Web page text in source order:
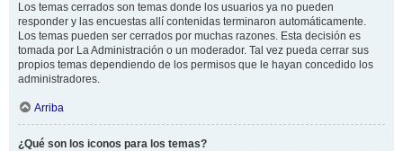
Los temas cerrados son temas donde los usuarios ya no pueden
responder y las encuestas allí contenidas terminaron automáticamente.
Los temas pueden ser cerrados por muchas razones. Esta decisión es
tomada por La Administración o un moderador. Tal vez pueda cerrar sus
propios temas dependiendo de los permisos que le hayan concedido los
administradores.
Arriba
¿Qué son los iconos para los temas?